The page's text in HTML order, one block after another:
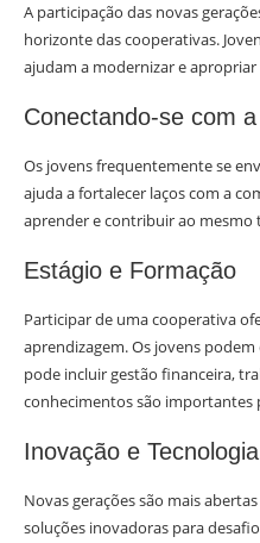
A participação das novas
horizonte das cooperativas.
ajudam a modernizar e
Conectando-se com
Os jovens frequentemente se
ajuda a fortalecer laços com a
aprender e contribuir ao mesmo
Estágio e Formação
Participar de uma cooperativa
aprendizagem. Os jovens
pode incluir gestão financeira,
conhecimentos são importantes
Inovação e Tecnologia
Novas gerações são mais
soluções inovadoras para